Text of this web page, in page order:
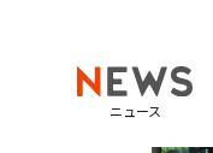
ニュース